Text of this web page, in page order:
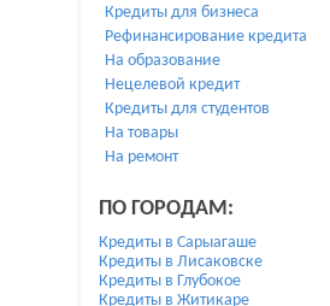
Кредиты для бизнеса
Рефинансирование кредита
На образование
Нецелевой кредит
Кредиты для студентов
На товары
На ремонт
ПО ГОРОДАМ:
Кредиты в Сарыагаше
Кредиты в Лисаковске
Кредиты в Глубокое
Кредиты в Житикаре